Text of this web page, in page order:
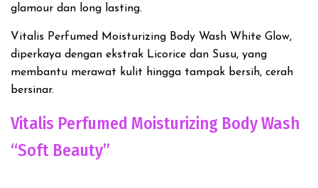
glamour dan long lasting.
Vitalis Perfumed Moisturizing Body Wash White Glow,
diperkaya dengan ekstrak Licorice dan Susu, yang
membantu merawat kulit hingga tampak bersih, cerah
bersinar.
Vitalis Perfumed Moisturizing Body Wash
“Soft Beauty”